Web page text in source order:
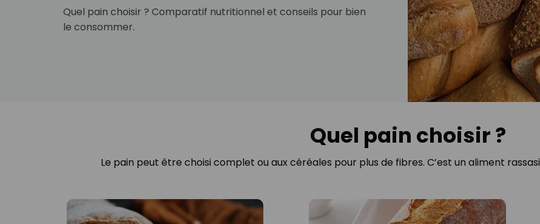
Quel pain choisir ? Comparatif nutritionnel et conseils pour bien
le consommer.
Quel pain choisir ?
Le pain peut être choisi complet ou aux céréales pour plus de fibres. C’est un aliment